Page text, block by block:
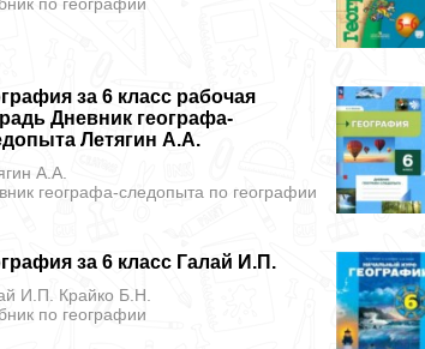
за 6 класс рабочая
Дневник географа-
Летягин А.А.
А.А.
географа-следопыта по географии
за 6 класс Галай И.П.
И.П. Крайко Б.Н.
по географии